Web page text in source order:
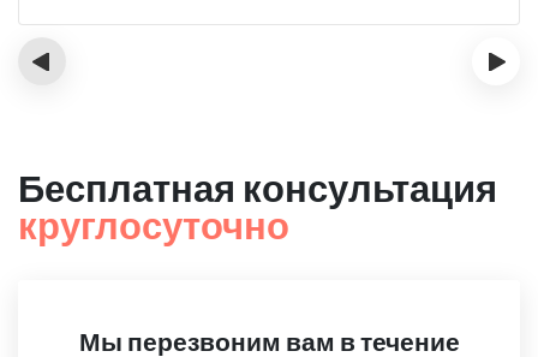
‹ ›
Бесплатная консультация
круглосуточно
Мы перезвоним вам в течение